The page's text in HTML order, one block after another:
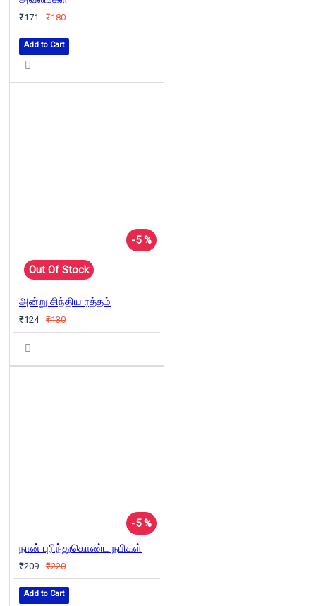
₹171 ₹180
Add to Cart
-5 %
Out Of Stock
அன்று சிந்திய ரத்தம்
₹124 ₹130
-5 %
நான் புரிந்துகொண்ட நபிகள்
₹209 ₹220
Add to Cart